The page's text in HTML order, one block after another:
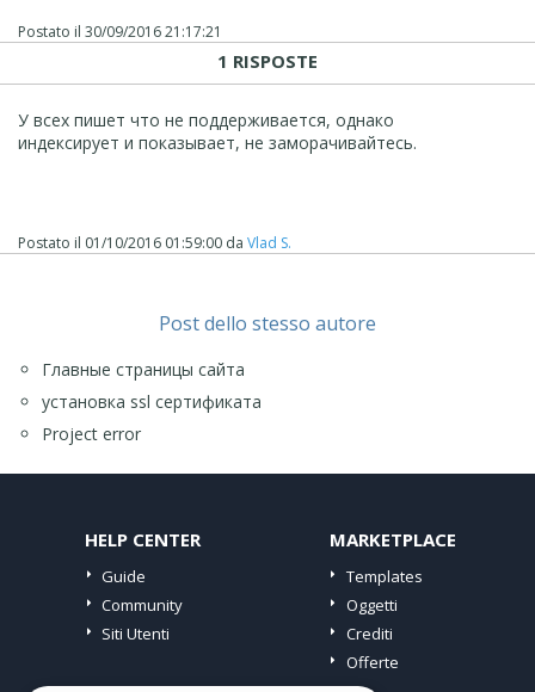
Postato il 30/09/2016 21:17:21
1 RISPOSTE
У всех пишет что не поддерживается, однако
индексирует и показывает, не заморачивайтесь.
Postato il 01/10/2016 01:59:00 da Vlad S.
Post dello stesso autore
Главные страницы сайта
установка ssl сертификата
Project error
HELP CENTER
Guide
Community
Siti Utenti
MARKETPLACE
Templates
Oggetti
Crediti
Offerte